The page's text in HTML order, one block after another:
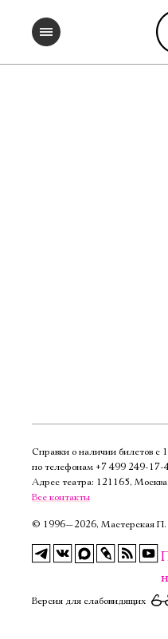
Справки о наличии билетов с
по телефонам +7 499
Адрес театра: 121165,
Все контакты
© 1996—2026, Мастерская
Версия для слабовидящих